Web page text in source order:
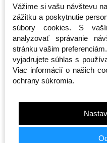
Kimono BJJ - Fighter -
- biele
Skladom
84,00 €
Vážime si vašu návštevu
zážitku a poskytnutie
súbory cookies. S
analyzovať správanie
stránku vašim
vyjadrujete súhlas s
Viac informácií o našich
ochrany súkromia.